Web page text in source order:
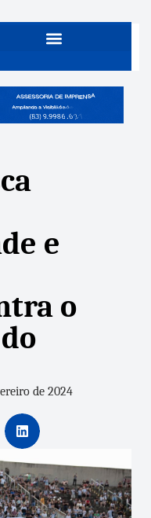
e
o
de 2024